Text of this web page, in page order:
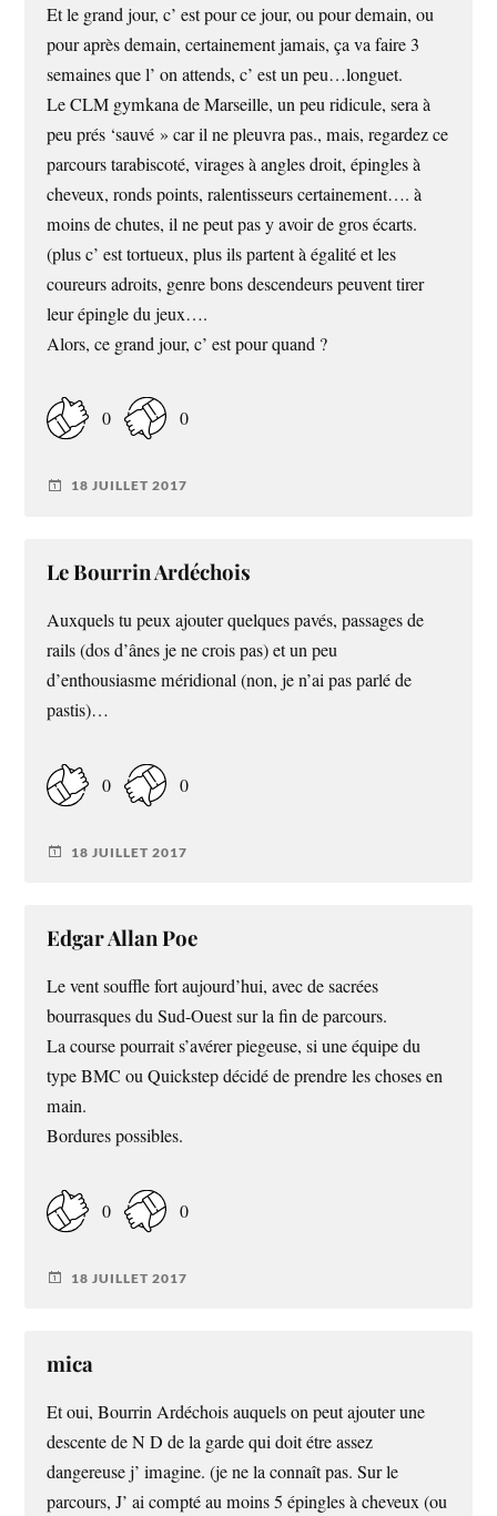
Et le grand jour, c’ est pour ce jour, ou pour demain, ou
pour après demain, certainement jamais, ça va faire 3
semaines que l’ on attends, c’ est un peu…longuet.
Le CLM gymkana de Marseille, un peu ridicule, sera à
peu prés ‘sauvé » car il ne pleuvra pas., mais, regardez ce
parcours tarabiscoté, virages à angles droit, épingles à
cheveux, ronds points, ralentisseurs certainement…. à
moins de chutes, il ne peut pas y avoir de gros écarts.
(plus c’ est tortueux, plus ils partent à égalité et les
coureurs adroits, genre bons descendeurs peuvent tirer
leur épingle du jeux….
Alors, ce grand jour, c’ est pour quand ?
0 0
18 JUILLET 2017
Le Bourrin Ardéchois
Auxquels tu peux ajouter quelques pavés, passages de
rails (dos d’ânes je ne crois pas) et un peu
d’enthousiasme méridional (non, je n’ai pas parlé de
pastis)…
0 0
18 JUILLET 2017
Edgar Allan Poe
Le vent souffle fort aujourd’hui, avec de sacrées
bourrasques du Sud-Ouest sur la fin de parcours.
La course pourrait s’avérer piegeuse, si une équipe du
type BMC ou Quickstep décidé de prendre les choses en
main.
Bordures possibles.
0 0
18 JUILLET 2017
mica
Et oui, Bourrin Ardéchois auquels on peut ajouter une
descente de N D de la garde qui doit étre assez
dangereuse j’ imagine. (je ne la connaît pas. Sur le
parcours, J’ ai compté au moins 5 épingles à cheveux (ou